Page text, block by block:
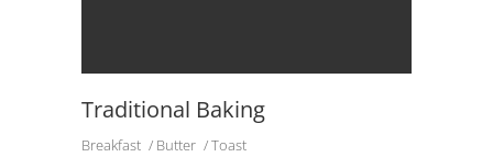
Traditional Baking
Breakfast Butter Toast